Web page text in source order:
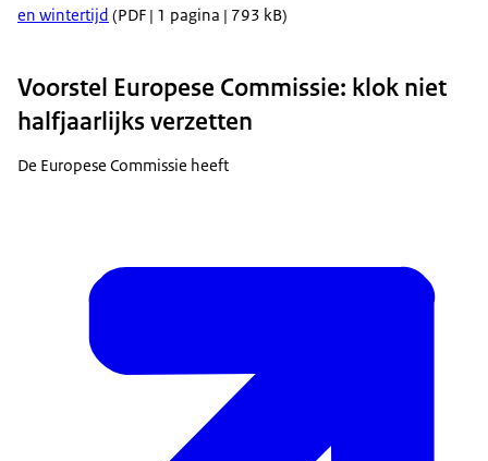
en wintertijd (PDF | 1 pagina | 793 kB)
Voorstel Europese Commissie: klok niet
halfjaarlijks verzetten
De Europese Commissie heeft